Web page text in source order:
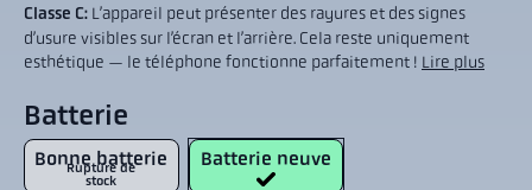
Classe C: L’appareil peut présenter des rayures et des signes
d’usure visibles sur l’écran et l’arrière. Cela reste uniquement
esthétique — le téléphone fonctionne parfaitement ! Lire plus
Batterie
Bonne batterie
Rupture de
stock
Batterie neuve